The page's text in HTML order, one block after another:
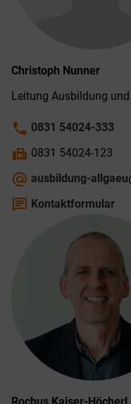
Christoph Nunner
Leitung Ausbildung
phone 0831 54024-333
fax 0831 54024-123
alternate_email ausbildung-
chat Kontaktformular